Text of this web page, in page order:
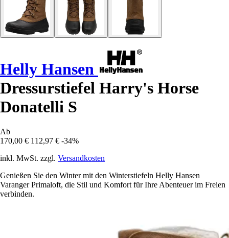
Helly Hansen
Dressurstiefel Harry's Horse
Donatelli S
Ab
170,00 € 112,97 € -34%
inkl. MwSt. zzgl. Versandkosten
Genießen Sie den Winter mit den Winterstiefeln Helly Hansen
Varanger Primaloft, die Stil und Komfort für Ihre Abenteuer im Freien
verbinden.